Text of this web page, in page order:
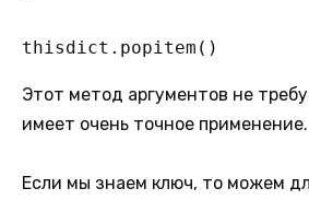
thisdict.popitem()
Этот метод аргументов не
имеет очень точное применение.
Если мы знаем ключ, то можем